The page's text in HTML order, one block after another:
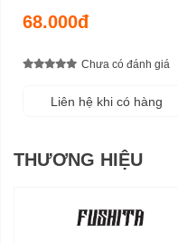
68.000đ
Chưa có đánh giá
Liên hệ khi có hàng
THƯƠNG HIỆU